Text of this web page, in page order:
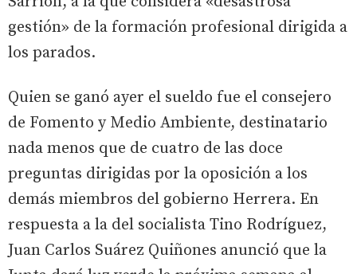
gestión» de la formación profesional dirigida a
los parados.
Quien se ganó ayer el sueldo fue el consejero
de Fomento y Medio Ambiente, destinatario
nada menos que de cuatro de las doce
preguntas dirigidas por la oposición a los
demás miembros del gobierno Herrera. En
respuesta a la del socialista Tino Rodríguez,
Juan Carlos Suárez Quiñones anunció que la